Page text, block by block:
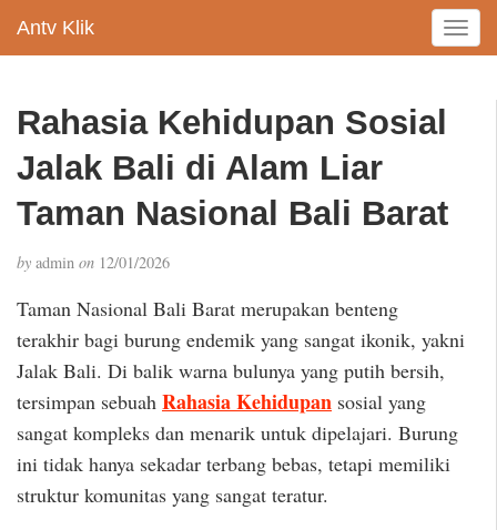
Antv Klik
T
o
i
Rahasia Kehidupan Sosial
Jalak Bali di Alam Liar
Taman Nasional Bali Barat
by admin on 12/01/2026
Taman Nasional Bali Barat merupakan benteng
terakhir bagi burung endemik yang sangat ikonik, yakni
Jalak Bali. Di balik warna bulunya yang putih bersih,
tersimpan sebuah Rahasia Kehidupan sosial yang
sangat kompleks dan menarik untuk dipelajari. Burung
ini tidak hanya sekadar terbang bebas, tetapi memiliki
struktur komunitas yang sangat teratur.